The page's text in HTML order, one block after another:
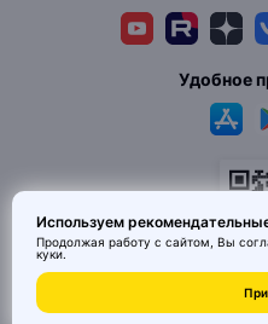
© 2026 MAI HE MAI.
Китая по ценам
Удобное
Используем
Продолжая работу с сайтом, Вы
куки.